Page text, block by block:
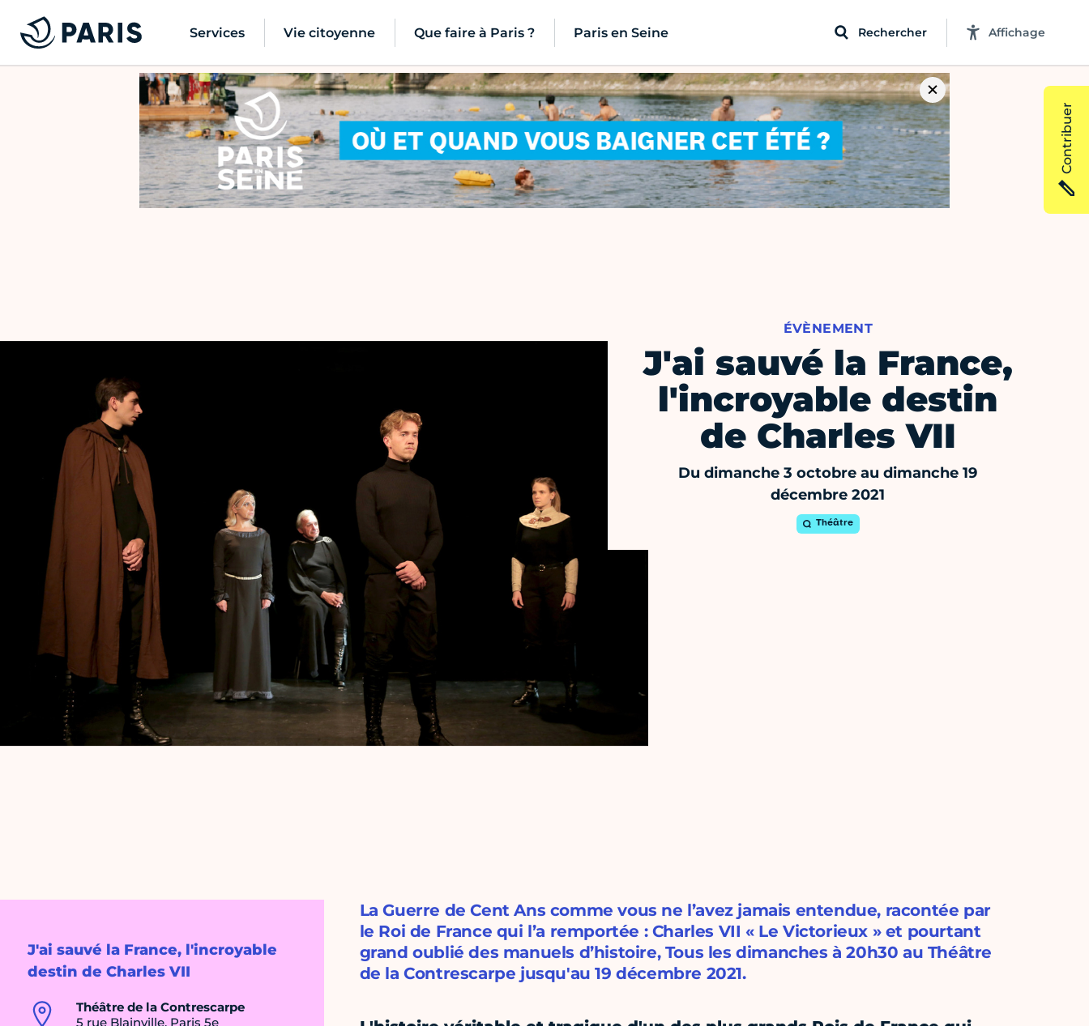
Services Vie citoyenne Que faire à Paris ? Paris en Seine Rechercher Affichage
ÉVÈNEMENT
J'ai sauvé la France,
l'incroyable destin
de Charles VII
Du dimanche 3 octobre au dimanche 19
décembre 2021
Théâtre
J'ai sauvé la France, l'incroyable
destin de Charles VII
Théâtre de la Contrescarpe
5 rue Blainville, Paris 5e
La Guerre de Cent Ans comme vous ne l’avez jamais entendue, racontée par
le Roi de France qui l’a remportée : Charles VII « Le Victorieux » et pourtant
grand oublié des manuels d’histoire, Tous les dimanches à 20h30 au Théâtre
de la Contrescarpe jusqu'au 19 décembre 2021.
Contribuer